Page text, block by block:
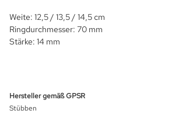
Weite: 12,5 / 13,5 / 14,5 cm
Ringdurchmesser: 70 mm
Stärke: 14 mm
Hersteller gemäß GPSR
Stübben